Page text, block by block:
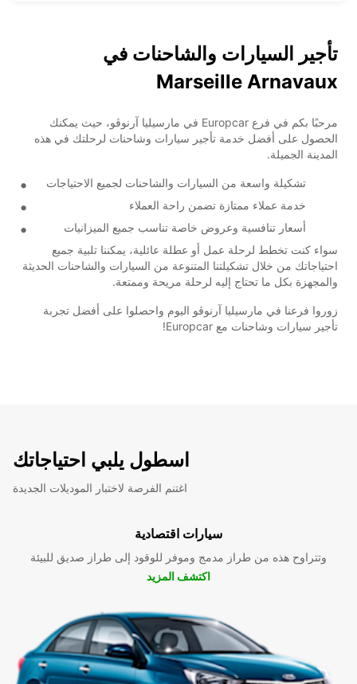
تأجير السيارات والشاحنات في
Marseille Arnavaux
مرحبًا بكم في فرع Europcar في مارسيليا آرنوڤو، حيث يمكنك
الحصول على أفضل خدمة تأجير سيارات وشاحنات لرحلتك في هذه
المدينة الجميلة.
تشكيلة واسعة من السيارات والشاحنات لجميع الاحتياجات
خدمة عملاء ممتازة تضمن راحة العملاء
أسعار تنافسية وعروض خاصة تناسب جميع الميزانيات
سواء كنت تخطط لرحلة عمل أو عطلة عائلية، يمكننا تلبية جميع
احتياجاتك من خلال تشكيلتنا المتنوعة من السيارات والشاحنات الحديثة
والمجهزة بكل ما تحتاج إليه لرحلة مريحة وممتعة.
زوروا فرعنا في مارسيليا آرنوڤو اليوم واحصلوا على أفضل تجربة
تأجير سيارات وشاحنات مع Europcar!
اسطول يلبي احتياجاتك
اغتنم الفرصة لاختبار الموديلات الجديدة
سيارات اقتصادية
وتتراوح هذه من طراز مدمج وموفر للوقود إلى طراز صديق للبيئة
اكتشف المزيد